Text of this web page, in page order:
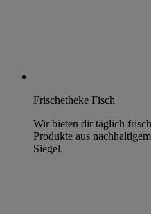
Frischetheke Fisch
Wir bieten dir täglich
Produkte aus
Siegel.